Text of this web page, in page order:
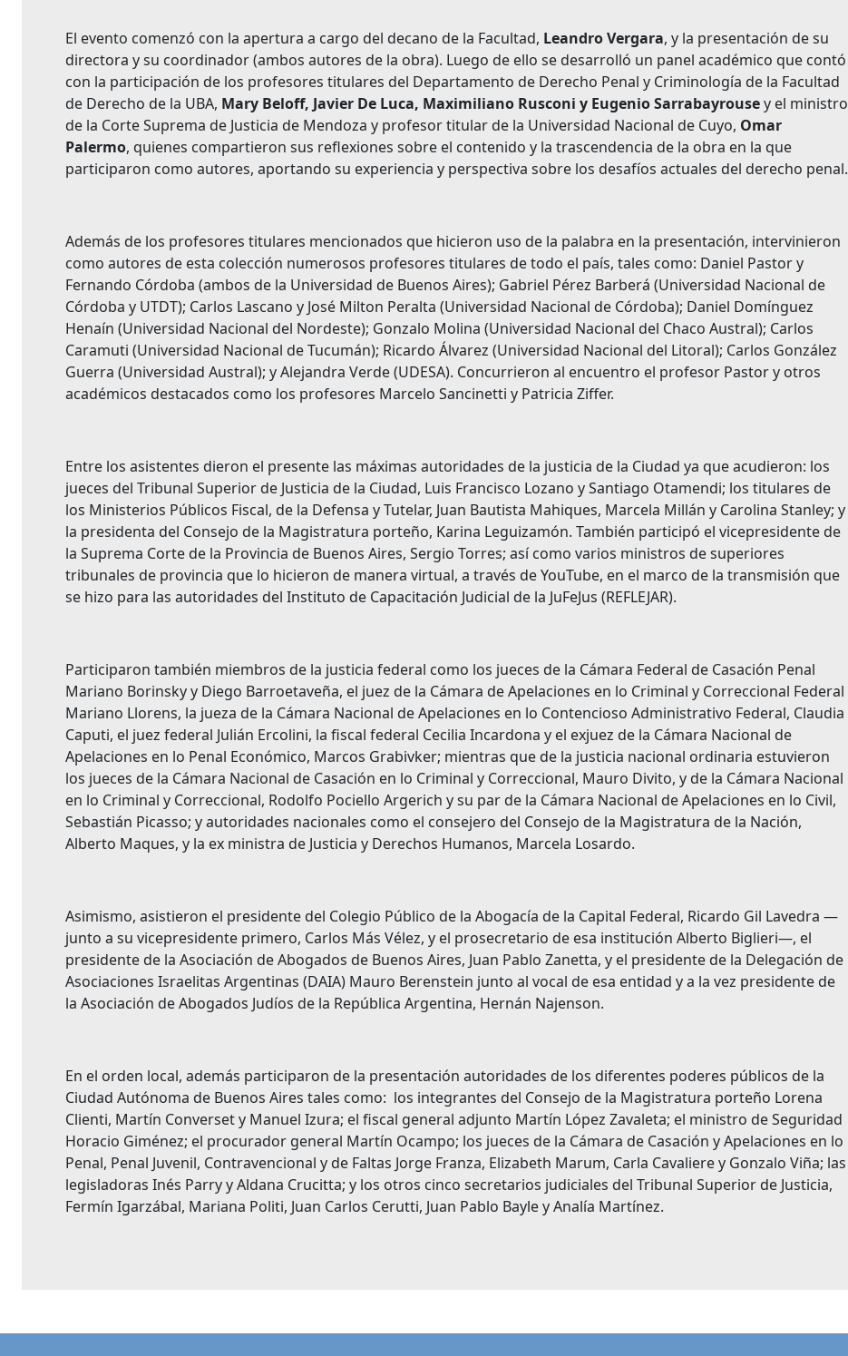
El evento comenzó con la apertura a cargo del decano de la Facultad, Leandro Vergara, y la presentación de su
directora y su coordinador (ambos autores de la obra). Luego de ello se desarrolló un panel académico que contó
con la participación de los profesores titulares del Departamento de Derecho Penal y Criminología de la Facultad
de Derecho de la UBA, Mary Beloff, Javier De Luca, Maximiliano Rusconi y Eugenio Sarrabayrousey el ministro
de la Corte Suprema de Justicia de Mendoza y profesor titular de la Universidad Nacional de Cuyo, Omar
Palermo, quienes compartieron sus reflexiones sobre el contenido y la trascendencia de la obra en la que
participaron como autores, aportando su experiencia y perspectiva sobre los desafíos actuales del derecho penal.
Además de los profesores titulares mencionados que hicieron uso de la palabra en la presentación, intervinieron
como autores de esta colección numerosos profesores titulares de todo el país, tales como: Daniel Pastor y
Fernando Córdoba (ambos de la Universidad de Buenos Aires); Gabriel Pérez Barberá (Universidad Nacional de
Córdoba y UTDT); Carlos Lascano y José Milton Peralta (Universidad Nacional de Córdoba); Daniel Domínguez
Henaín (Universidad Nacional del Nordeste); Gonzalo Molina (Universidad Nacional del Chaco Austral); Carlos
Caramuti (Universidad Nacional de Tucumán); Ricardo Álvarez (Universidad Nacional del Litoral); Carlos González
Guerra (Universidad Austral); y Alejandra Verde (UDESA). Concurrieron al encuentro el profesor Pastor y otros
académicos destacados como los profesores Marcelo Sancinetti y Patricia Ziffer.
Entre los asistentes dieron el presente las máximas autoridades de la justicia de la Ciudad ya que acudieron: los
jueces del Tribunal Superior de Justicia de la Ciudad, Luis Francisco Lozano y Santiago Otamendi; los titulares de
los Ministerios Públicos Fiscal, de la Defensa y Tutelar, Juan Bautista Mahiques, Marcela Millán y Carolina Stanley; y
la presidenta del Consejo de la Magistratura porteño, Karina Leguizamón. También participó el vicepresidente de
la Suprema Corte de la Provincia de Buenos Aires, Sergio Torres; así como varios ministros de superiores
tribunales de provincia que lo hicieron de manera virtual, a través de YouTube, en el marco de la transmisión que
se hizo para las autoridades del Instituto de Capacitación Judicial de la JuFeJus (REFLEJAR).
Participaron también miembros de la justicia federal como los jueces de la Cámara Federal de Casación Penal
Mariano Borinsky y Diego Barroetaveña, el juez de la Cámara de Apelaciones en lo Criminal y Correccional Federal
Mariano Llorens, la jueza de la Cámara Nacional de Apelaciones en lo Contencioso Administrativo Federal, Claudia
Caputi, el juez federal Julián Ercolini, la fiscal federal Cecilia Incardona y el exjuez de la Cámara Nacional de
Apelaciones en lo Penal Económico, Marcos Grabivker; mientras que de la justicia nacional ordinaria estuvieron
los jueces de la Cámara Nacional de Casación en lo Criminal y Correccional, Mauro Divito, y de la Cámara Nacional
en lo Criminal y Correccional, Rodolfo Pociello Argerich y su par de la Cámara Nacional de Apelaciones en lo Civil,
Sebastián Picasso; y autoridades nacionales como el consejero del Consejo de la Magistratura de la Nación,
Alberto Maques, y la ex ministra de Justicia y Derechos Humanos, Marcela Losardo.
Asimismo, asistieron el presidente del Colegio Público de la Abogacía de la Capital Federal, Ricardo Gil Lavedra —
junto a su vicepresidente primero, Carlos Más Vélez, y el prosecretario de esa institución Alberto Biglieri—, el
presidente de la Asociación de Abogados de Buenos Aires, Juan Pablo Zanetta, y el presidente de la Delegación de
Asociaciones Israelitas Argentinas (DAIA) Mauro Berenstein junto al vocal de esa entidad y a la vez presidente de
la Asociación de Abogados Judíos de la República Argentina, Hernán Najenson.
En el orden local, además participaron de la presentación autoridades de los diferentes poderes públicos de la
Ciudad Autónoma de Buenos Aires tales como: los integrantes del Consejo de la Magistratura porteño Lorena
Clienti, Martín Converset y Manuel Izura; el fiscal general adjunto Martín López Zavaleta; el ministro de Seguridad
Horacio Giménez; el procurador general Martín Ocampo; los jueces de la Cámara de Casación y Apelaciones en lo
Penal, Penal Juvenil, Contravencional y de Faltas Jorge Franza, Elizabeth Marum, Carla Cavaliere y Gonzalo Viña; las
legisladoras Inés Parry y Aldana Crucitta; y los otros cinco secretarios judiciales del Tribunal Superior de Justicia,
Fermín Igarzábal, Mariana Politi, Juan Carlos Cerutti, Juan Pablo Bayle y Analía Martínez.